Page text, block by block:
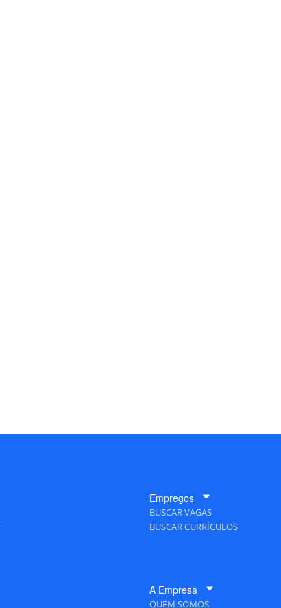
Empregos
BUSCAR VAGAS
BUSCAR CURRÍCULOS
A Empresa
QUEM SOMOS